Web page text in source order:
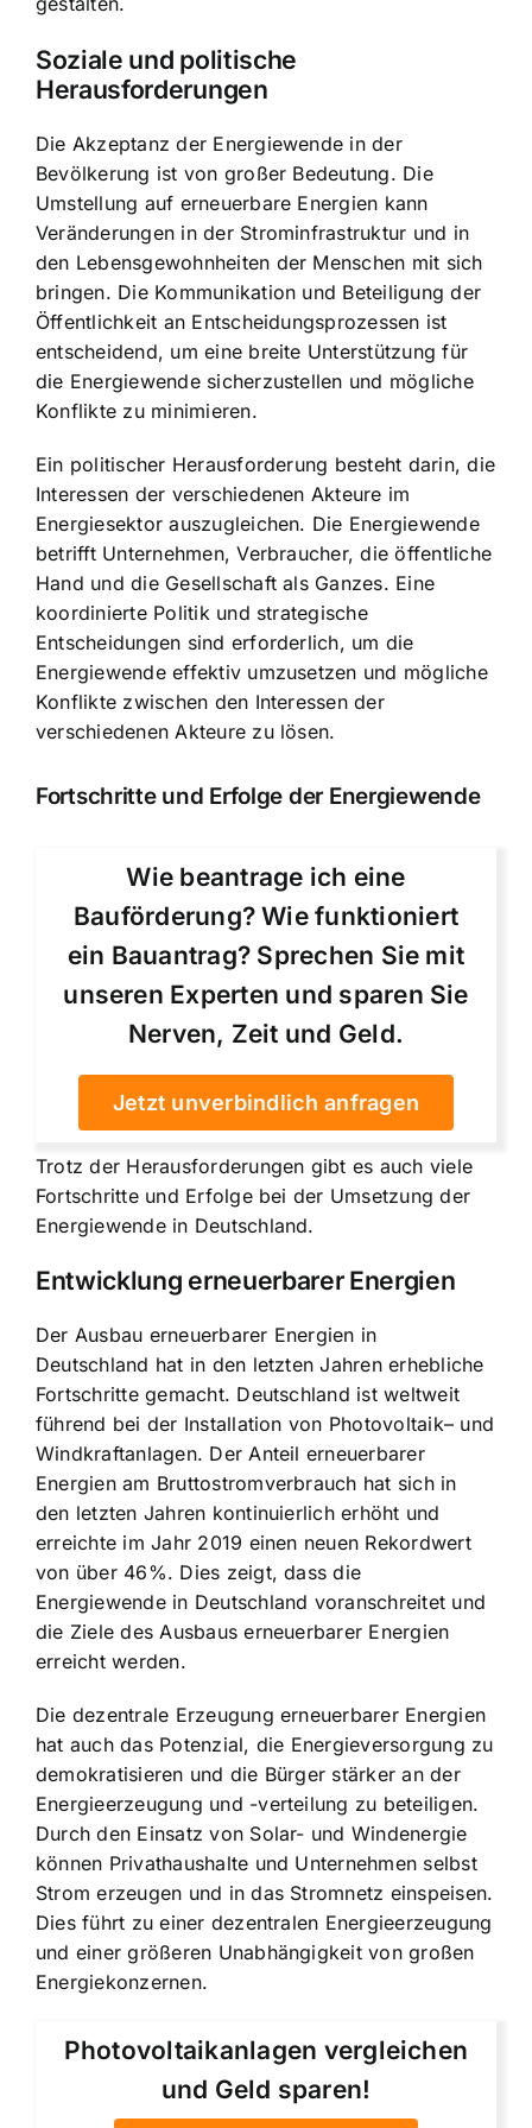
Soziale und politische
Herausforderungen
Die Akzeptanz der Energiewende in der
Bevölkerung ist von großer Bedeutung. Die
Umstellung auf erneuerbare Energien kann
Veränderungen in der Strominfrastruktur und in
den Lebensgewohnheiten der Menschen mit sich
bringen. Die Kommunikation und Beteiligung der
Öffentlichkeit an Entscheidungsprozessen ist
entscheidend, um eine breite Unterstützung für
die Energiewende sicherzustellen und mögliche
Konflikte zu minimieren.
Ein politischer Herausforderung besteht darin, die
Interessen der verschiedenen Akteure im
Energiesektor auszugleichen. Die Energiewende
betrifft Unternehmen, Verbraucher, die öffentliche
Hand und die Gesellschaft als Ganzes. Eine
koordinierte Politik und strategische
Entscheidungen sind erforderlich, um die
Energiewende effektiv umzusetzen und mögliche
Konflikte zwischen den Interessen der
verschiedenen Akteure zu lösen.
Fortschritte und Erfolge der Energiewende
Wie beantrage ich eine
Bauförderung? Wie funktioniert
ein Bauantrag? Sprechen Sie mit
unseren Experten und sparen Sie
Nerven, Zeit und Geld.
Jetzt unverbindlich anfragen
Trotz der Herausforderungen gibt es auch viele
Fortschritte und Erfolge bei der Umsetzung der
Energiewende in Deutschland.
Entwicklung erneuerbarer Energien
Der Ausbau erneuerbarer Energien in
Deutschland hat in den letzten Jahren erhebliche
Fortschritte gemacht. Deutschland ist weltweit
führend bei der Installation von Photovoltaik– und
Windkraftanlagen. Der Anteil erneuerbarer
Energien am Bruttostromverbrauch hat sich in
den letzten Jahren kontinuierlich erhöht und
erreichte im Jahr 2019 einen neuen Rekordwert
von über 46%. Dies zeigt, dass die
Energiewende in Deutschland voranschreitet und
die Ziele des Ausbaus erneuerbarer Energien
erreicht werden.
Die dezentrale Erzeugung erneuerbarer Energien
hat auch das Potenzial, die Energieversorgung zu
demokratisieren und die Bürger stärker an der
Energieerzeugung und -verteilung zu beteiligen.
Durch den Einsatz von Solar- und Windenergie
können Privathaushalte und Unternehmen selbst
Strom erzeugen und in das Stromnetz einspeisen.
Dies führt zu einer dezentralen Energieerzeugung
und einer größeren Unabhängigkeit von großen
Energiekonzernen.
Photovoltaikanlagen vergleichen
und Geld sparen!